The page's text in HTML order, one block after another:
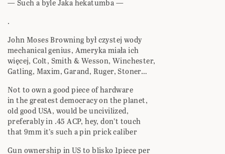
— Such a byle Jaka hekatumba —
.
John Moses Browning był czystej wody
mechanical genius, Ameryka miała ich
więcej, Colt, Smith & Wesson, Winchester,
Gatling, Maxim, Garand, Ruger, Stoner…
Not to own a good piece of hardware
in the greatest democracy on the planet,
old good USA, would be uncivilized,
preferably in .45 ACP, hey, don’t touch
that 9mm it’s such a pin prick caliber
Gun ownership in US to blisko 1piece per